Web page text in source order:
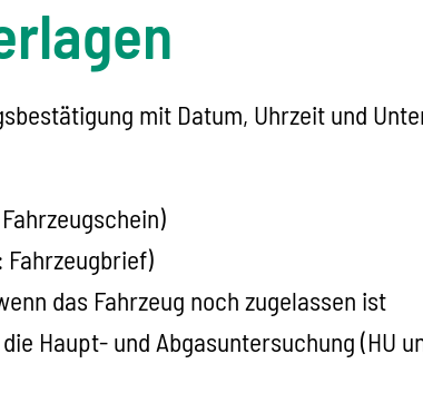
mit Datum, Uhrzeit und
das Fahrzeug noch zugelassen ist
Haupt- und Abgasuntersuchung (HU